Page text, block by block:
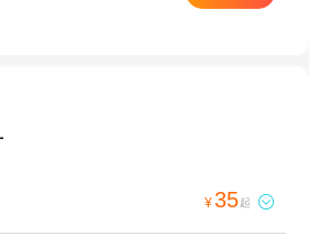
¥35起 